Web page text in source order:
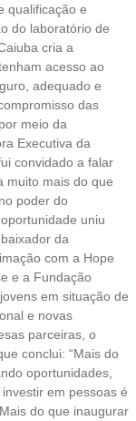
qualificação e
do laboratório de
cria a
acesso ao
adequado e
das
meio da
Executiva da
convidado a falar
muito mais do que
poder do
uniu
da
com a Hope
e a Fundação
em situação de
e novas
parceiras, o
conclui: “Mais do
oportunidades,
em pessoas é
do que inaugurar